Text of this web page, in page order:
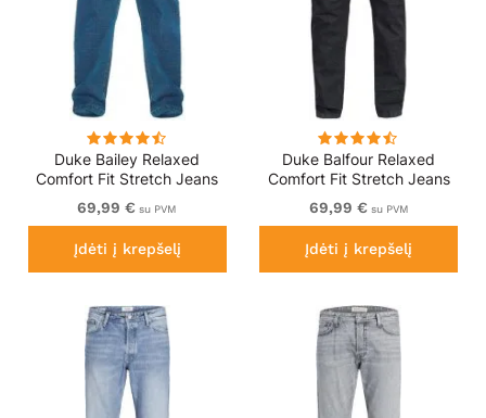
Duke Bailey Relaxed
Comfort Fit Stretch Jeans
With Elasticated Waist
Stonewash
69,99 € su PVM
Įdėti į krepšelį
Duke Balfour Relaxed
Comfort Fit Stretch Jeans
With Elasticated Waist
Black
69,99 € su PVM
Įdėti į krepšelį